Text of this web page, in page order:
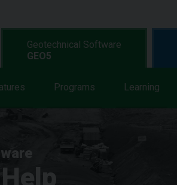
Geotechnical Software
GEO5
Programs Learning